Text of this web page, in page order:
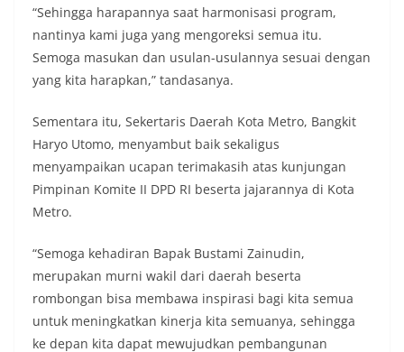
“Sehingga harapannya saat harmonisasi program,
nantinya kami juga yang mengoreksi semua itu.
Semoga masukan dan usulan-usulannya sesuai dengan
yang kita harapkan,” tandasanya.
Sementara itu, Sekertaris Daerah Kota Metro, Bangkit
Haryo Utomo, menyambut baik sekaligus
menyampaikan ucapan terimakasih atas kunjungan
Pimpinan Komite II DPD RI beserta jajarannya di Kota
Metro.
“Semoga kehadiran Bapak Bustami Zainudin,
merupakan murni wakil dari daerah beserta
rombongan bisa membawa inspirasi bagi kita semua
untuk meningkatkan kinerja kita semuanya, sehingga
ke depan kita dapat mewujudkan pembangunan